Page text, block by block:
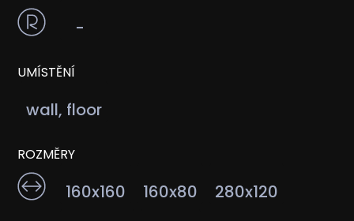
-
UMÍSTĚNÍ
wall, floor
ROZMĚRY
160x160 160x80 280x120